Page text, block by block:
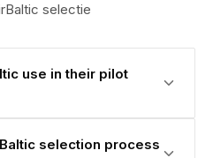
selectie
use in their pilot
selection process